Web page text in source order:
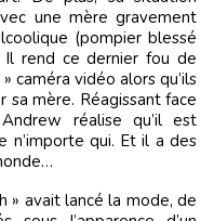
une mère gravement
(pompier blessé
Il rend ce dernier fou de
caméra vidéo alors qu’ils
mère. Réagissant face
réalise qu’il est
n’importe qui. Et il a des